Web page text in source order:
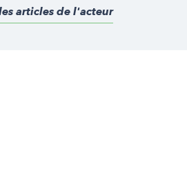
articles de l'acteur